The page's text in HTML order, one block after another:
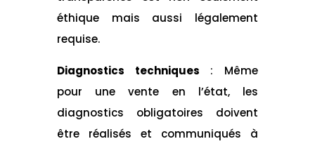
éthique mais aussi légalement
requise.
Diagnostics techniques : Même
pour une vente en l’état, les
diagnostics obligatoires doivent
être réalisés et communiqués à